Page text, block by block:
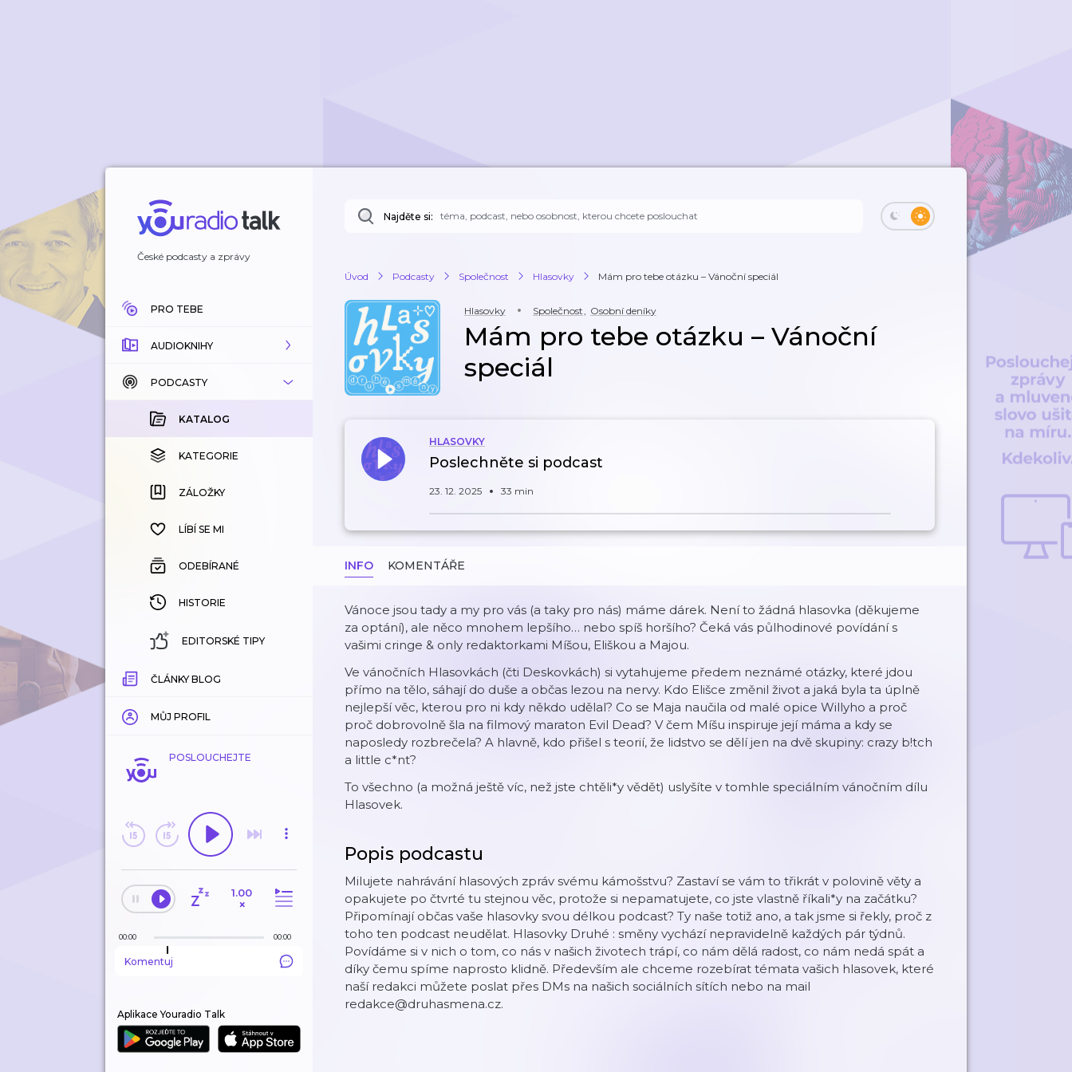
České podcasty a zprávy
PRO TEBE
AUDIOKNIHY
KATALOG
KOUPENÉ
KATEGORIE
ZÁLOŽKY
HISTORIE
PODCASTY
KATALOG
KATEGORIE
ZÁLOŽKY
LÍBÍ SE MI
ODEBÍRANÉ
HISTORIE
EDITORSKÉ TIPY
ČLÁNKY BLOG
MŮJ PROFIL
POSLOUCHEJTE
1.00
×
00:00 00:00
Komentuj
Aplikace Youradio Talk
Najděte si:
Úvod Podcasty Společnost Hlasovky Mám pro tebe otázku – Vánoční speciál
Hlasovky Společnost, Osobní deníky
Mám pro tebe otázku – Vánoční
speciál
HLASOVKY
Poslechněte si podcast
23. 12. 2025 33 min
INFO KOMENTÁŘE
Vánoce jsou tady a my pro vás (a taky pro nás) máme dárek. Není to žádná hlasovka (děkujeme
za optání), ale něco mnohem lepšího… nebo spíš horšího? Čeká vás půlhodinové povídání s
vašimi cringe & only redaktorkami Míšou, Eliškou a Majou.
Ve vánočních Hlasovkách (čti Deskovkách) si vytahujeme předem neznámé otázky, které jdou
přímo na tělo, sáhají do duše a občas lezou na nervy. Kdo Elišce změnil život a jaká byla ta úplně
nejlepší věc, kterou pro ni kdy někdo udělal? Co se Maja naučila od malé opice Willyho a proč
proč dobrovolně šla na filmový maraton Evil Dead? V čem Míšu inspiruje její máma a kdy se
naposledy rozbrečela? A hlavně, kdo přišel s teorií, že lidstvo se dělí jen na dvě skupiny: crazy b!tch
a little c*nt?
To všechno (a možná ještě víc, než jste chtěli*y vědět) uslyšíte v tomhle speciálním vánočním dílu
Hlasovek.
Popis podcastu
Milujete nahrávání hlasových zpráv svému kámošstvu? Zastaví se vám to třikrát v polovině věty a
opakujete po čtvrté tu stejnou věc, protože si nepamatujete, co jste vlastně říkali*y na začátku?
Připomínají občas vaše hlasovky svou délkou podcast? Ty naše totiž ano, a tak jsme si řekly, proč z
toho ten podcast neudělat. Hlasovky Druhé : směny vychází nepravidelně každých pár týdnů.
Povídáme si v nich o tom, co nás v našich životech trápí, co nám dělá radost, co nám nedá spát a
díky čemu spíme naprosto klidně. Především ale chceme rozebírat témata vašich hlasovek, které
naší redakci můžete poslat přes DMs na našich sociálních sítích nebo na mail
redakce@druhasmena.cz.